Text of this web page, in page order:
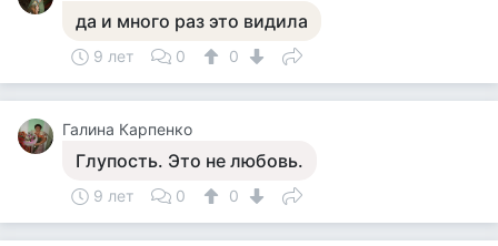
да и много раз это видила
9 лет 0 0
Галина Карпенко
Глупость. Это не любовь.
9 лет 0 0